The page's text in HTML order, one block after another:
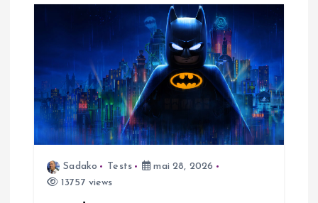
o
n
Sadako Tests
mai 28, 2026
13757 views